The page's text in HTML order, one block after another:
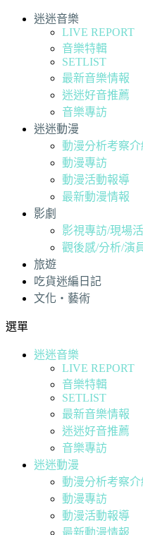
迷迷音樂
LIVE REPORT
音樂特輯
SETLIST
最新音樂情報
迷迷好音推薦
音樂專訪
迷迷動漫
動漫分析考察介
動漫專訪
動漫活動報導
最新動漫情報
影劇
影視專訪/現場
觀後感/分析/演
旅遊
吃貨迷編日記
文化・藝術
選單
迷迷音樂
LIVE REPORT
音樂特輯
SETLIST
最新音樂情報
迷迷好音推薦
音樂專訪
迷迷動漫
動漫分析考察介
動漫專訪
動漫活動報導
最新動漫情報